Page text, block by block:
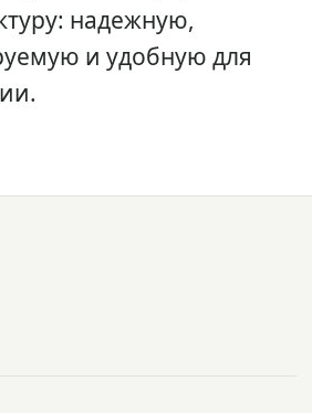
надежную,
и удобную для